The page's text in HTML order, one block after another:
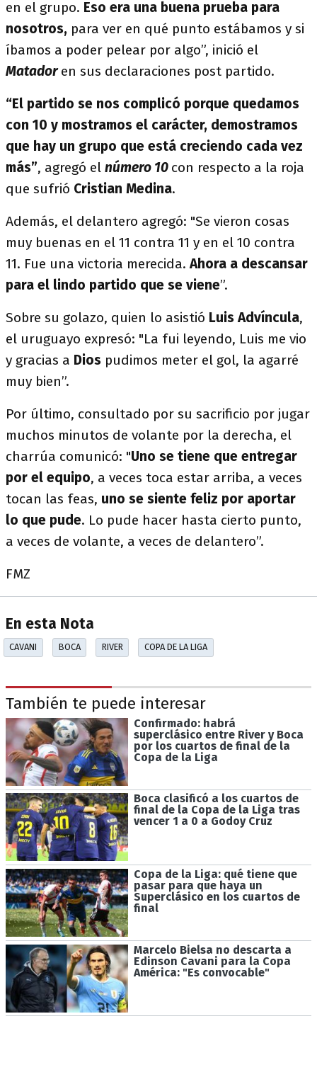
en el grupo. Eso era una buena prueba para
nosotros, para ver en qué punto estábamos y si
íbamos a poder pelear por algo”, inició el
Matadoren sus declaraciones post partido.
“El partido se nos complicó porque quedamos
con 10 y mostramos el carácter, demostramos
que hay un grupo que está creciendo cada vez
más”, agregó el número 10 con respecto a la roja
que sufrió Cristian Medina.
Además, el delantero agregó: "Se vieron cosas
muy buenas en el 11 contra 11 y en el 10 contra
11. Fue una victoria merecida.Ahora a descansar
para el lindo partido que se viene”.
Sobre su golazo, quien lo asistió Luis Advíncula,
el uruguayo expresó: "La fui leyendo, Luis me vio
y gracias a Dios pudimos meter el gol, la agarré
muy bien”.
Por último, consultado por su sacrificio por jugar
muchos minutos de volante por la derecha, el
charrúa comunicó: "Uno se tiene que entregar
por el equipo, a veces toca estar arriba, a veces
tocan las feas, uno se siente feliz por aportar
lo que pude. Lo pude hacer hasta cierto punto,
a veces de volante, a veces de delantero”.
FMZ
En esta Nota
CAVANI BOCA RIVER COPA DE LA LIGA
También te puede interesar
Confirmado: habrá
superclásico entre River y Boca
por los cuartos de final de la
Copa de la Liga
Boca clasificó a los cuartos de
final de la Copa de la Liga tras
vencer 1 a 0 a Godoy Cruz
Copa de la Liga: qué tiene que
pasar para que haya un
Superclásico en los cuartos de
final
Marcelo Bielsa no descarta a
Edinson Cavani para la Copa
América: "Es convocable"